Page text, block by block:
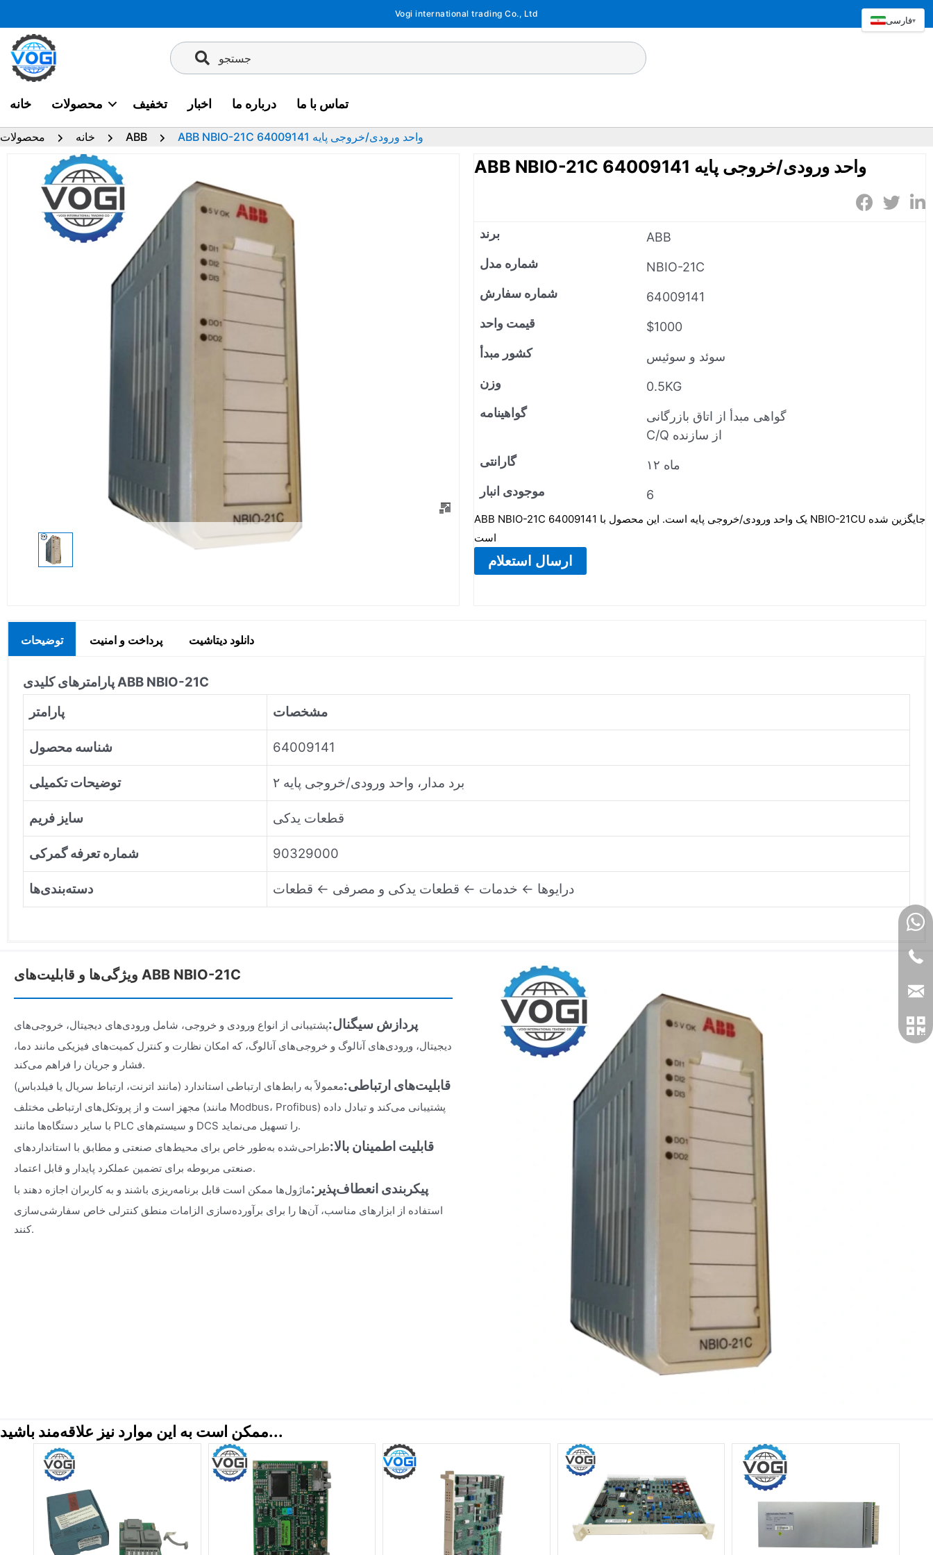
به
محتوا
Vogi international trading Co., Ltd
جستجو
خانه محصولات تخفیف اخبار درباره ما تماس با ما
خانه محصولات ABB ABB NBIO-21C 64009141 واحد ورودی/خروجی پایه
ABB NBIO-21C 64009141 واحد ورودی/خروجی پایه
برند
ABB
شماره مدل
NBIO-21C
شماره سفارش
64009141
قیمت واحد
$1000
کشور مبدأ
سوئد و سوئیس
وزن
0.5KG
گواهینامه
گواهی مبدأ از اتاق بازرگانی
C/Q از سازنده
گارانتی
۱۲ ماه
موجودی انبار
6
ABB NBIO-21C 64009141 یک واحد ورودی/خروجی پایه است. این محصول با NBIO-21CU جایگزین شده
است
ارسال استعلام
توضیحات پرداخت و امنیت دانلود دیتاشیت
پارامترهای کلیدی ABB NBIO-21C
پارامتر
مشخصات
شناسه محصول 64009141
توضیحات تکمیلی برد مدار، واحد ورودی/خروجی پایه ۲
سایز فریم قطعات یدکی
شماره تعرفه گمرکی 90329000
دسته‌بندی‌ها درایوها ← خدمات ← قطعات یدکی و مصرفی ← قطعات
ویژگی‌ها و قابلیت‌های ABB NBIO-21C
پردازش سیگنال:پشتیبانی از انواع ورودی و خروجی، شامل ورودی‌های دیجیتال، خروجی‌های
دیجیتال، ورودی‌های آنالوگ و خروجی‌های آنالوگ، که امکان نظارت و کنترل کمیت‌های فیزیکی مانند دما،
فشار و جریان را فراهم می‌کند.
قابلیت‌های ارتباطی:معمولاً به رابط‌های ارتباطی استاندارد (مانند اترنت، ارتباط سریال یا فیلدباس)
مجهز است و از پروتکل‌های ارتباطی مختلف (مانند Modbus، Profibus) پشتیبانی می‌کند و تبادل داده
با سایر دستگاه‌ها مانند PLC و سیستم‌های DCS را تسهیل می‌نماید.
قابلیت اطمینان بالا:طراحی‌شده به‌طور خاص برای محیط‌های صنعتی و مطابق با استانداردهای
صنعتی مربوطه برای تضمین عملکرد پایدار و قابل اعتماد.
پیکربندی انعطاف‌پذیر:ماژول‌ها ممکن است قابل برنامه‌ریزی باشند و به کاربران اجازه دهند با
استفاده از ابزارهای مناسب، آن‌ها را برای برآورده‌سازی الزامات منطق کنترلی خاص سفارشی‌سازی
کنند.
ممکن است به این موارد نیز علاقه‌مند باشید...
فارسی▾